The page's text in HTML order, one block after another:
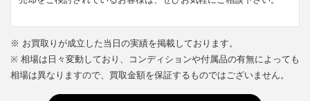
※ お買取りが成立した当日の実績を掲載しております。
※ 相場は日々変動しており、コンディションや付属品の有無によっても
相場は異なりますので、買取金額を保証するものではございません。